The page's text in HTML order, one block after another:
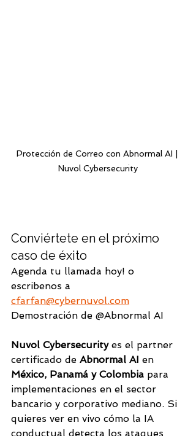
Protección de Correo con Abnormal AI |
Nuvol Cybersecurity
Conviértete en el próximo
caso de éxito
Agenda tu llamada hoy! o
escribenos a
cfarfan@cybernuvol.com
Demostración de @Abnormal AI
Nuvol Cybersecurity es el partner
certificado de Abnormal AI en
México, Panamá y Colombia para
implementaciones en el sector
bancario y corporativo mediano. Si
quieres ver en vivo cómo la IA
conductual detecta los ataques